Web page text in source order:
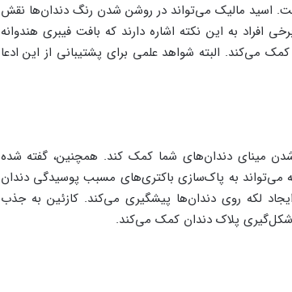
اسید مالیک می‌تواند در روشن شدن رنگ دندان‌ها نقش
افراد به این نکته اشاره دارند که بافت فیبری هندوانه
می‌کند. البته شواهد علمی برای پشتیبانی از این ادعا
مینای دندان‌های شما کمک کند. همچنین، گفته شده
می‌تواند به پاک‌سازی باکتری‌های مسبب پوسیدگی دندان
لکه روی دندان‌ها پیشگیری می‌کند. کازئین به جذب
پلاک دندان کمک می‌کند.